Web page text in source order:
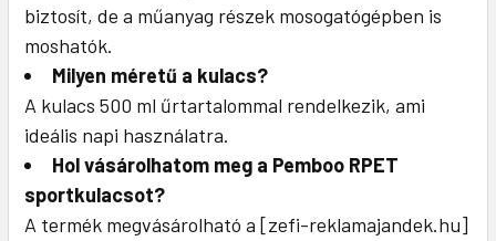
biztosít, de a műanyag részek mosogatógépben is
moshatók.
Milyen méretű a kulacs?
A kulacs 500 ml űrtartalommal rendelkezik, ami
ideális napi használatra.
Hol vásárolhatom meg a Pemboo RPET
sportkulacsot?
A termék megvásárolható a [zefi-reklamajandek.hu]